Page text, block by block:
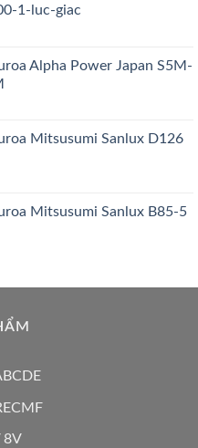
1-luc-giac
Alpha Power Japan S5M-
Mitsusumi Sanlux D126
Mitsusumi Sanlux B85-5
8V